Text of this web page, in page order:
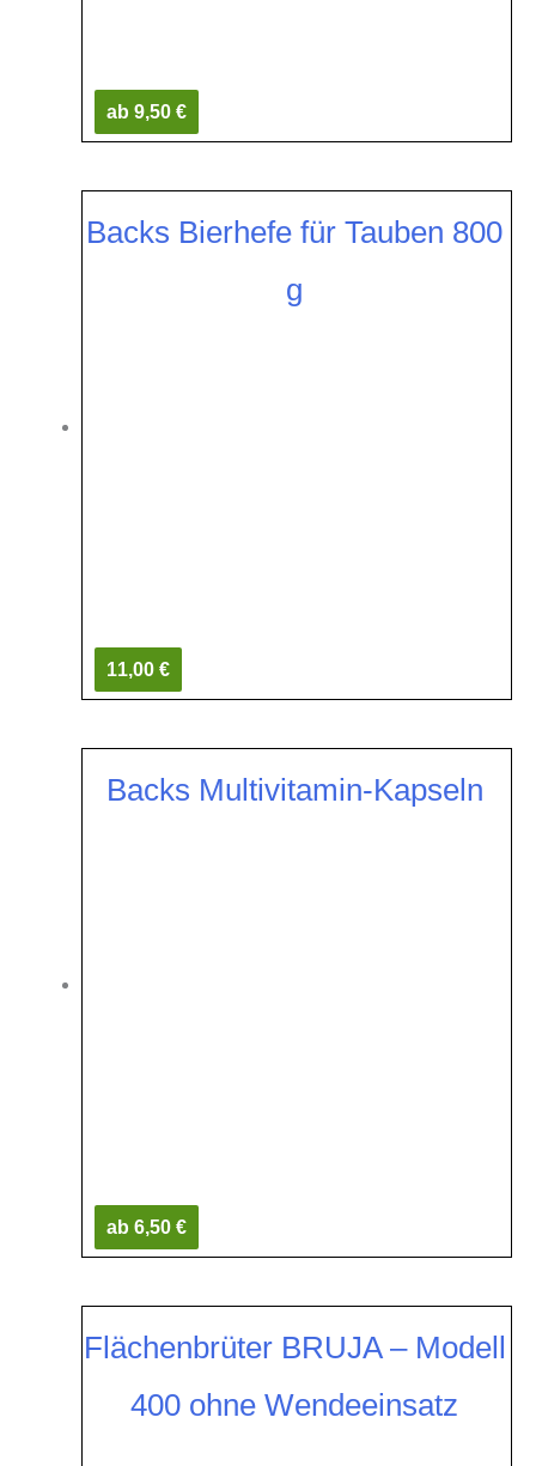
ab 9,50 €
Backs Bierhefe für Tauben 800
g
11,00 €
Backs Multivitamin-Kapseln
ab 6,50 €
Flächenbrüter BRUJA – Modell
400 ohne Wendeeinsatz